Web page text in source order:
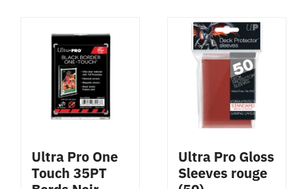
Ultra Pro One
Touch 35PT
Ultra Pro Gloss
Sleeves rouge